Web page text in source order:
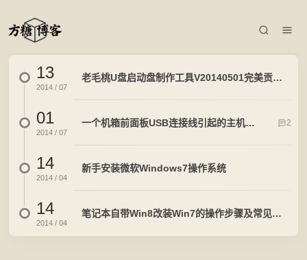
13
2014 / 07
老毛桃U盘启动盘制作工具V20140501完美贡献版
01
2014 / 07
一个机箱前面板USB连接线引起的主机问题 2
14
2014 / 04
新手安装微软Windows7操作系统
14
2014 / 04
笔记本自带Win8改装Win7的操作步骤及常见问题（转自联想论坛）